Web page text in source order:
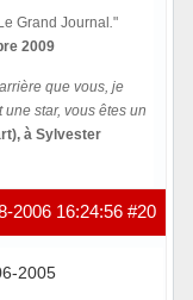
Grand Journal."
2009
que vous, je
star, vous êtes un
à Sylvester
#20
2006 16:24:56
2005